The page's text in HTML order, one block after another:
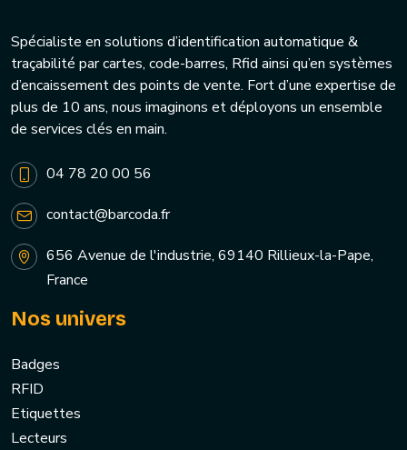
Spécialiste en solutions d’identification automatique &
traçabilité par cartes, code-barres, Rfid ainsi qu’en systèmes
d’encaissement des points de vente. Fort d’une expertise de
plus de 10 ans, nous imaginons et déployons un ensemble
de services clés en main.
04 78 20 00 56
contact@barcoda.fr
656 Avenue de l'industrie, 69140 Rillieux-la-Pape,
France
Nos univers
Badges
RFID
Etiquettes
Lecteurs